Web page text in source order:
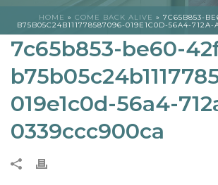
HOME » COME BACK ALIVE » 7C65B853-
B75B05C24B111778587096-019E1C0D-56A4-712A-
7c65b853-be60-
019e1c0d-56a4-
0339ccc900ca